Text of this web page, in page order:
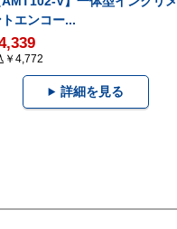
トエンコー...
￥4,772
詳細を見る